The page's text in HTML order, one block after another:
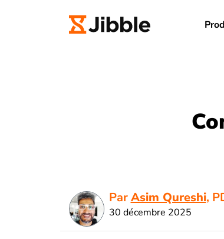
ParAsim Qureshi,
30 décembre 2025